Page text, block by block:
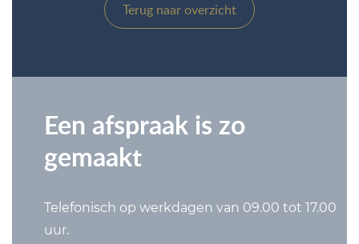
Terug naar overzicht
Een afspraak is zo
gemaakt
Telefonisch op werkdagen van 09.00 tot 17.00
uur.